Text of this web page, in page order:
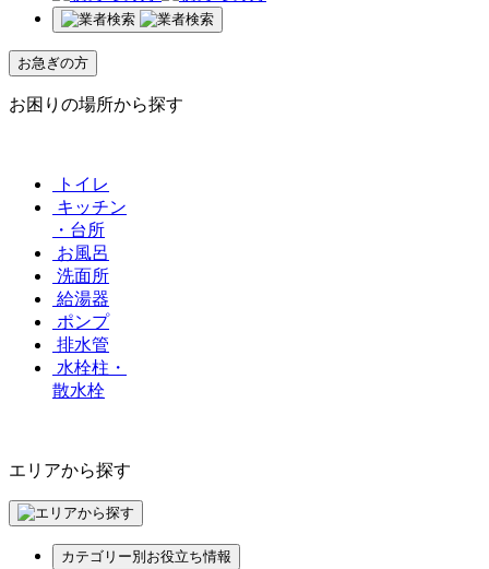
お急ぎの方
お困りの場所から探す
トイレ
キッチン
・台所
お風呂
洗面所
給湯器
ポンプ
排水管
水栓柱・
散水栓
エリアから探す
カテゴリー別お役立ち情報